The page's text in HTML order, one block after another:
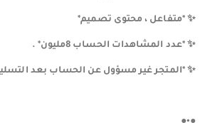
✨️️ *متفاعل ، محتوى تصميم*
✨️️ *عدد المشاهدات الحساب 8مليون* .
✨️ *المتجر غير مسؤول عن الحساب بعد